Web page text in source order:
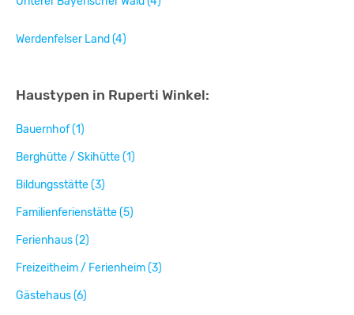
Werdenfelser Land (4)
Haustypen in Ruperti Winkel:
Bauernhof (1)
Berghütte / Skihütte (1)
Bildungsstätte (3)
Familienferienstätte (5)
Ferienhaus (2)
Freizeitheim / Ferienheim (3)
Gästehaus (6)